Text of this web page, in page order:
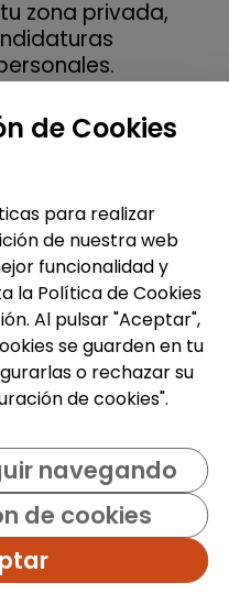
zona privada,
y no he recibido
hacer?
decidirán el
en contacto
momento,
de tus
en tu perfil, but
no
por lo que
realidad ya ha
en continuo
para
las personas
de Cookies
para realizar
de nuestra web
funcionalidad y
la Política de Cookies
Al pulsar "Aceptar",
se guarden en tu
o rechazar su
de cookies".
navegando
de cookies